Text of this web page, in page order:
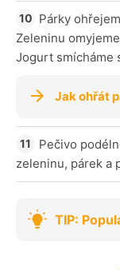
Párky
Zeleninu
Jogurt smícháme
Jak ohřát
Pečivo
zeleninu, párek a
TIP: